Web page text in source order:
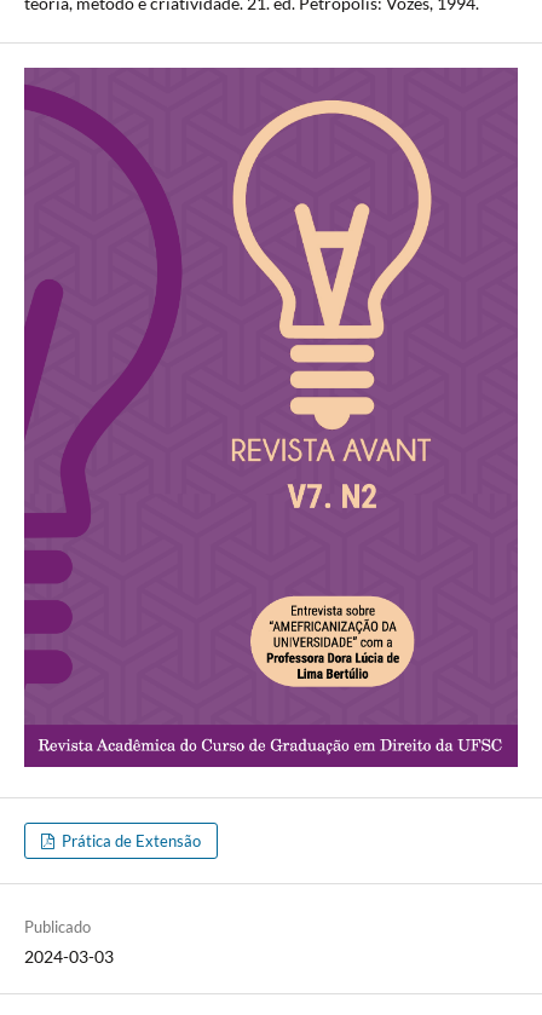
Prática de Extensão
Publicado
2024-03-03